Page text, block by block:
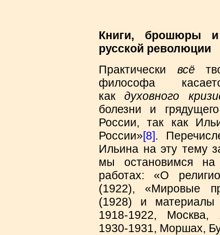
Книги, брошюры
русской революции
Практически всё
философа
какдуховного
болезни и
России, так как
России»[8].
Ильина на эту тему
мы остановимся на
работах: «О
(1922), «Мировые
(1928) и
1918-1922, Москва,
1930-1931, Моршах,